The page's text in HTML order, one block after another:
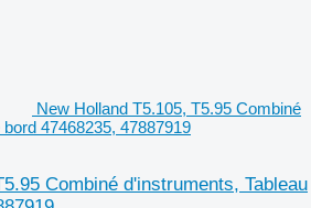
New Holland T5.105, T5.95 Combiné
47468235, 47887919
Combiné d'instruments, Tableau